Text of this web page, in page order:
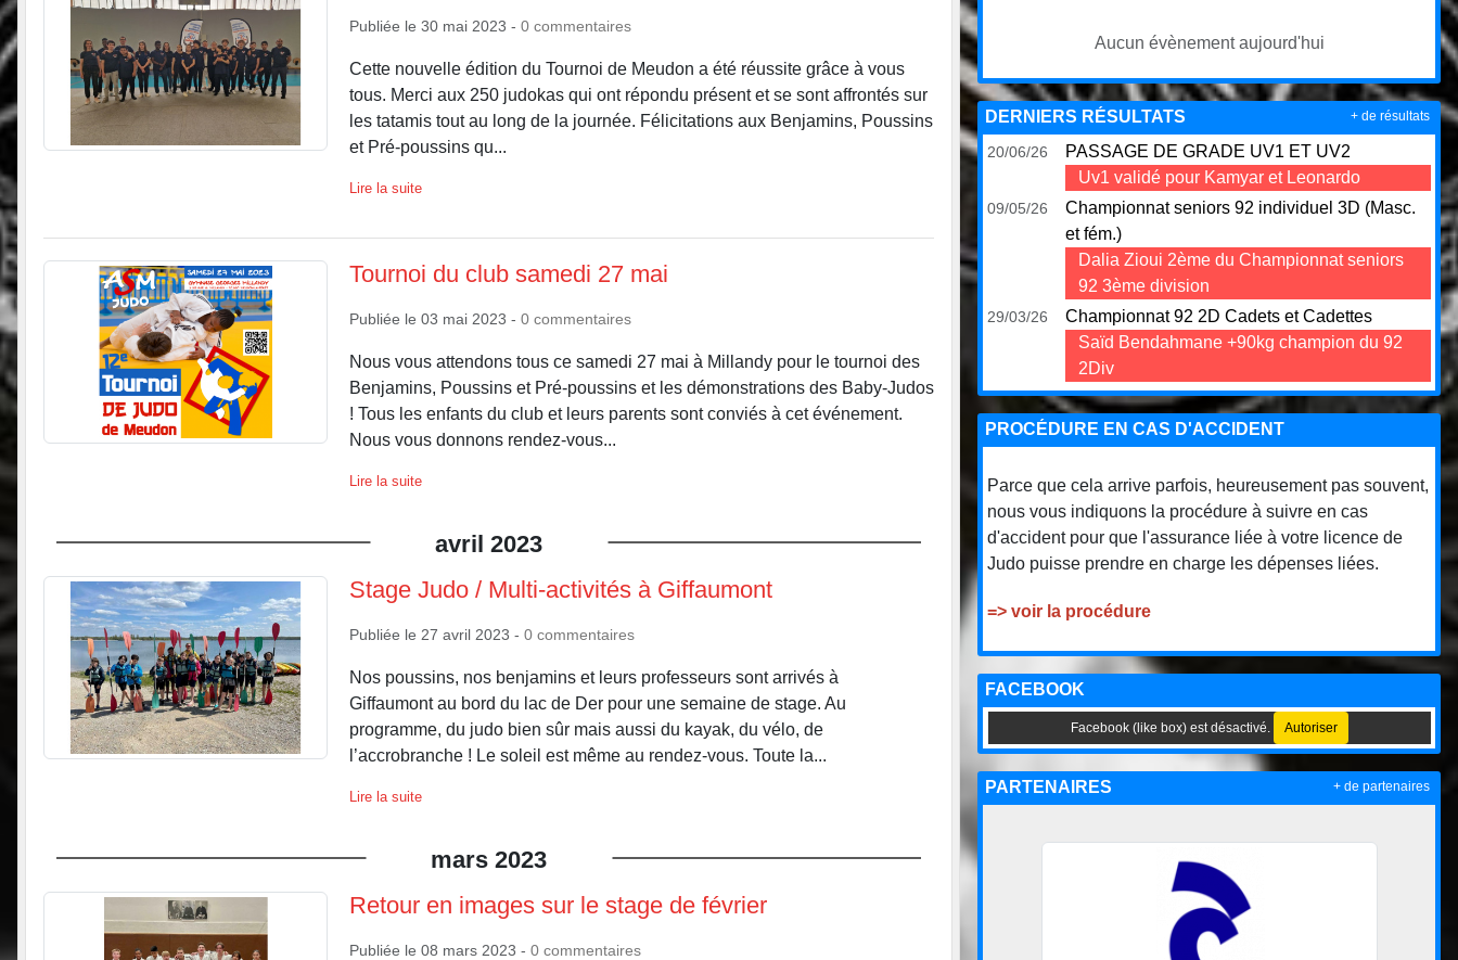
Publiée le 30 mai 2023 - 0 commentaires
Cette nouvelle édition du Tournoi de Meudon a été réussite grâce à vous
tous. Merci aux 250 judokas qui ont répondu présent et se sont affrontés sur
les tatamis tout au long de la journée. Félicitations aux Benjamins, Poussins
et Pré-poussins qu...
Lire la suite
Tournoi du club samedi 27 mai
Publiée le 03 mai 2023 - 0 commentaires
Nous vous attendons tous ce samedi 27 mai à Millandy pour le tournoi des
Benjamins, Poussins et Pré-poussins et les démonstrations des Baby-Judos
! Tous les enfants du club et leurs parents sont conviés à cet événement.
Nous vous donnons rendez-vous...
Lire la suite
avril 2023
Stage Judo / Multi-activités à Giffaumont
Publiée le 27 avril 2023 - 0 commentaires
Nos poussins, nos benjamins et leurs professeurs sont arrivés à
Giffaumont au bord du lac de Der pour une semaine de stage. Au
programme, du judo bien sûr mais aussi du kayak, du vélo, de
l’accrobranche ! Le soleil est même au rendez-vous. Toute la...
Lire la suite
mars 2023
Retour en images sur le stage de février
Publiée le 08 mars 2023 - 0 commentaires
Aucun évènement aujourd'hui
DERNIERS RÉSULTATS
20/06/26
PASSAGE DE GRADE UV1 ET UV2
Uv1 validé pour Kamyar et Leonardo
09/05/26
Championnat seniors 92 individuel 3D (Masc.
et fém.)
Dalia Zioui 2ème du Championnat seniors
92 3ème division
29/03/26
Championnat 92 2D Cadets et Cadettes
Saïd Bendahmane +90kg champion du 92
2Div
+ de résultats
PROCÉDURE EN CAS D'ACCIDENT
Parce que cela arrive parfois, heureusement pas souvent,
nous vous indiquons la procédure à suivre en cas
d'accident pour que l'assurance liée à votre licence de
Judo puisse prendre en charge les dépenses liées.
=> voir la procédure
FACEBOOK
Facebook (like box) est désactivé. Autoriser
PARTENAIRES + de partenaires